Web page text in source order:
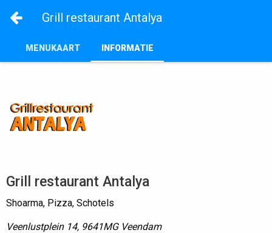
Grill restaurant Antalya
MENUKAART INFORMATIE
Grill restaurant Antalya
Shoarma, Pizza, Schotels
Veenlustplein 14, 9641MG Veendam